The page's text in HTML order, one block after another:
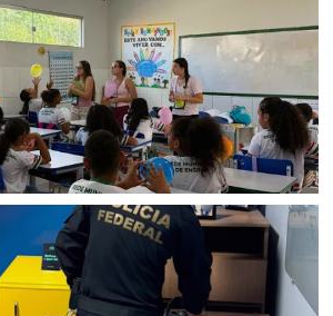
particular de Salvador realizam
beneficia mais de 3 mil estudantes
interior da Bahia